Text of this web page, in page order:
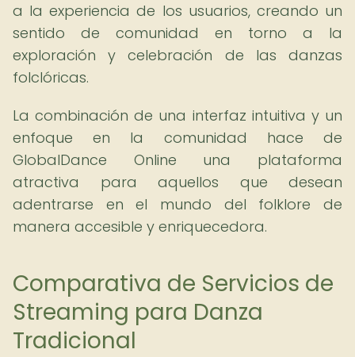
a la experiencia de los usuarios, creando un
sentido de comunidad en torno a la
exploración y celebración de las danzas
folclóricas.
La combinación de una interfaz intuitiva y un
enfoque en la comunidad hace de
GlobalDance Online una plataforma
atractiva para aquellos que desean
adentrarse en el mundo del folklore de
manera accesible y enriquecedora.
Comparativa de Servicios de
Streaming para Danza
Tradicional